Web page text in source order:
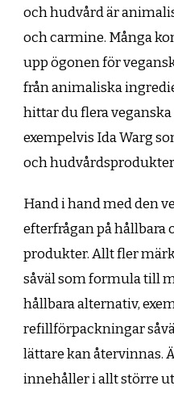
och hudvård är
och carmine. Många
upp ögonen för
från animaliska
hittar du flera
exempelvis Ida Warg
och
Hand i hand med den
efterfrågan på
produkter. Allt fler
såväl som formula till
hållbara alternativ,
refillförpackningar
lättare kan återvinnas.
innehåller i allt större